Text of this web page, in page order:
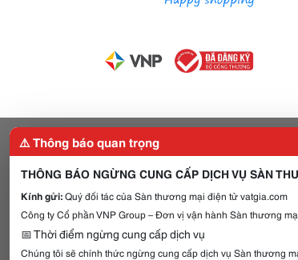
⚠️ Thông báo quan trọng
THÔNG BÁO NGỪNG CUNG CẤP DỊCH VỤ SÀN
Kính gửi:Quý đối tác của Sàn thương mại điện tử vatgia.com
Công ty Cổ phần VNP Group – Đơn vị vận hành Sàn thương
📅 Thời điểm ngừng cung cấp dịch vụ
Chúng tôi sẽ chính thức ngừng cung cấp dịch vụ Sàn thương